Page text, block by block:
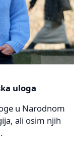
uloga
u Narodnom
ali osim njih